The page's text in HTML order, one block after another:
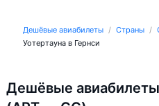
Дешёвые авиабилеты Страны
Уотертауна в Гернси
Дешёвые авиабилеты